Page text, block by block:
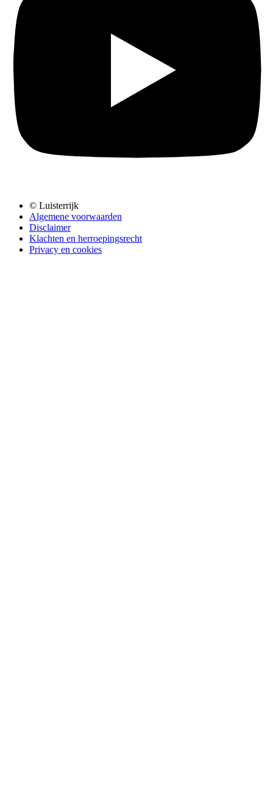
© Luisterrijk
Algemene voorwaarden
Disclaimer
Klachten en herroepingsrecht
Privacy en cookies